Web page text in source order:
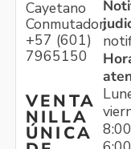
Cayetano
Conmutador:
+57 (601)
7965150
VENTA
NILLA
ÚNICA